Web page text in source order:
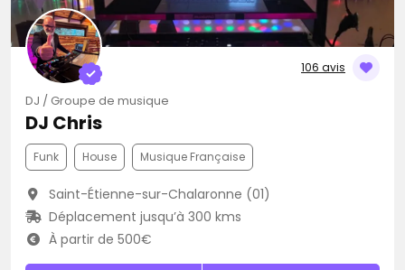
106 avis
DJ / Groupe de musique
DJ Chris
Funk House Musique Française
Saint-Étienne-sur-Chalaronne (01)
Déplacement jusqu’à 300 kms
À partir de 500€